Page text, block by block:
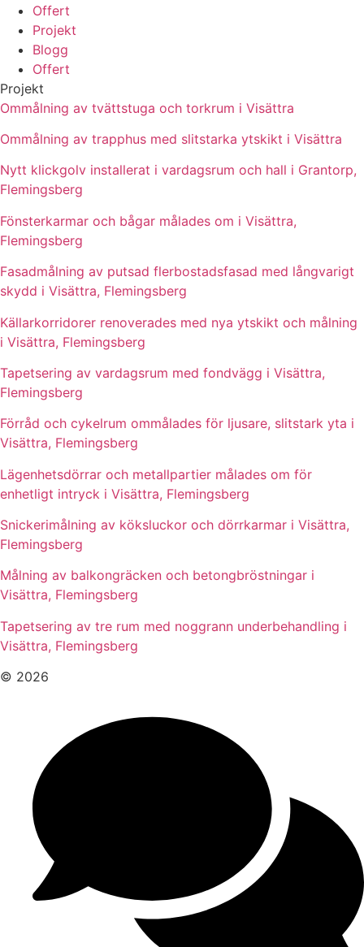
Offert
Projekt
Blogg
Offert
Projekt
Ommålning av tvättstuga och torkrum i Visättra
Ommålning av trapphus med slitstarka ytskikt i Visättra
Nytt klickgolv installerat i vardagsrum och hall i Grantorp,
Flemingsberg
Fönsterkarmar och bågar målades om i Visättra,
Flemingsberg
Fasadmålning av putsad flerbostadsfasad med långvarigt
skydd i Visättra, Flemingsberg
Källarkorridorer renoverades med nya ytskikt och målning
i Visättra, Flemingsberg
Tapetsering av vardagsrum med fondvägg i Visättra,
Flemingsberg
Förråd och cykelrum ommålades för ljusare, slitstark yta i
Visättra, Flemingsberg
Lägenhetsdörrar och metallpartier målades om för
enhetligt intryck i Visättra, Flemingsberg
Snickerimålning av köksluckor och dörrkarmar i Visättra,
Flemingsberg
Målning av balkongräcken och betongbröstningar i
Visättra, Flemingsberg
Tapetsering av tre rum med noggrann underbehandling i
Visättra, Flemingsberg
© 2026